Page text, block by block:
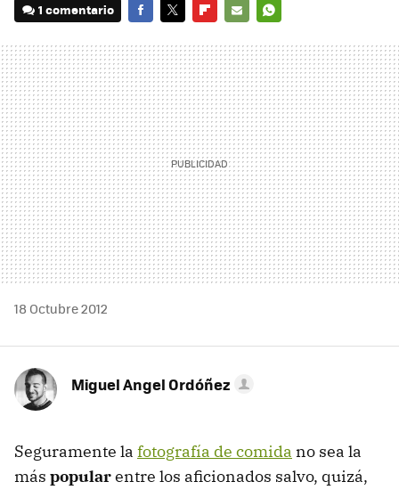
1 comentario
MAIL
18 Octubre 2012
Miguel Angel Ordóñez
Seguramente la fotografía de comida no sea la
más popularentre los aficionados salvo, quizá,